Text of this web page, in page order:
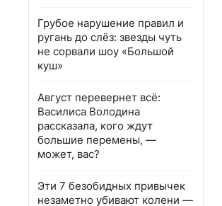
Грубое нарушение правил и
ругань до слёз: звезды чуть
не сорвали шоу «Большой
куш»
Август перевернет всё:
Василиса Володина
рассказала, кого ждут
большие перемены, —
может, вас?
Эти 7 безобидных привычек
незаметно убивают колени —